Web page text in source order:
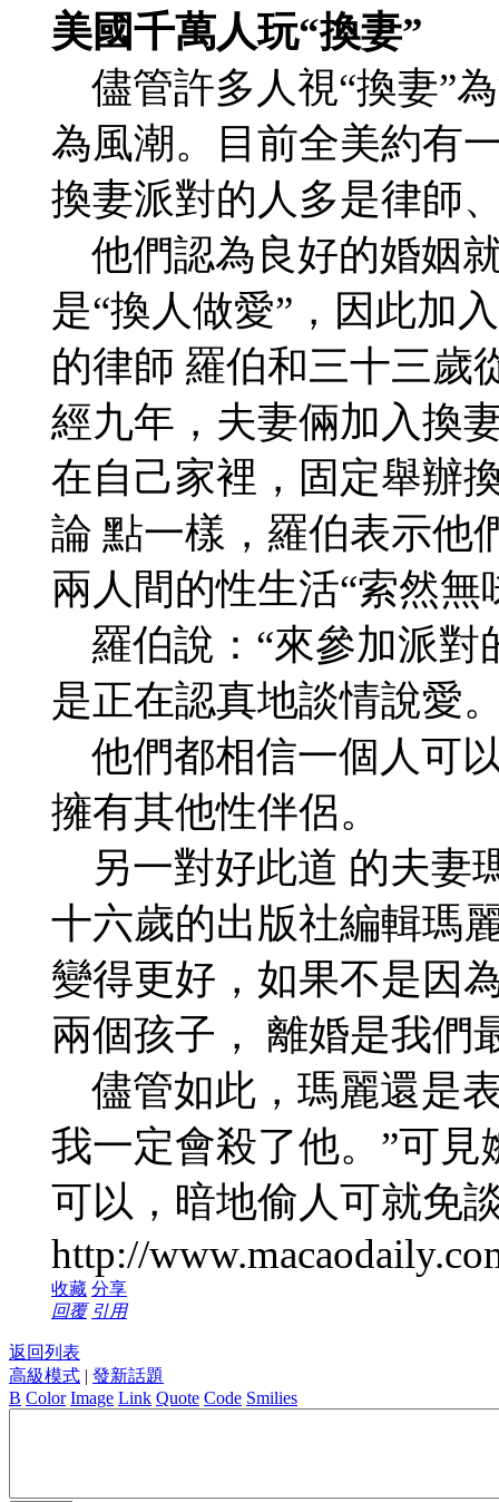
美國千萬人玩“換妻”
儘管許多人視“換妻”
為風潮。目前全美約有
換妻派對的人多是律師
他們認為良好的婚姻
是“換人做愛”，因此加
的律師 羅伯和三十三歲
經九年，夫妻倆加入換
在自己家裡，固定舉辦
論 點一樣，羅伯表示他
兩人間的性生活“索然無
羅伯說：“來參加派對
是正在認真地談情說愛
他們都相信一個人可
擁有其他性伴侶。
另一對好此道 的夫妻
十六歲的出版社編輯瑪
變得更好，如果不是因
兩個孩子， 離婚是我們
儘管如此，瑪麗還是
我一定會殺了他。”可
可以，暗地偷人可就免
http://
收藏 分享
回覆 引用
返回列表
高級模式 | 發新話題
B Color Image Link Quote Code Smilies